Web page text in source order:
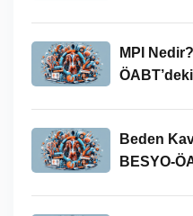
MPI
Beden
BESYO-